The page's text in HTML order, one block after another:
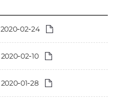
2020-02-24
2020-02-10
2020-01-28